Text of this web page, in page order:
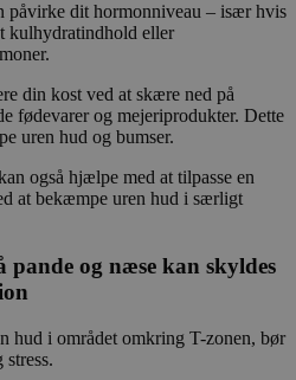
påvirke dit hormonniveau – især hvis
kulhydratindhold eller
din kost ved at skære ned på
fødevarer og mejeriprodukter. Dette
uren hud og bumser.
også hjælpe med at tilpasse en
at bekæmpe uren hud i særligt
pande og næse kan skyldes
hud i området omkring T-zonen, bør